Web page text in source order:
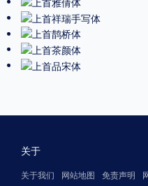
关于
关于我们 网站地图 免责声明